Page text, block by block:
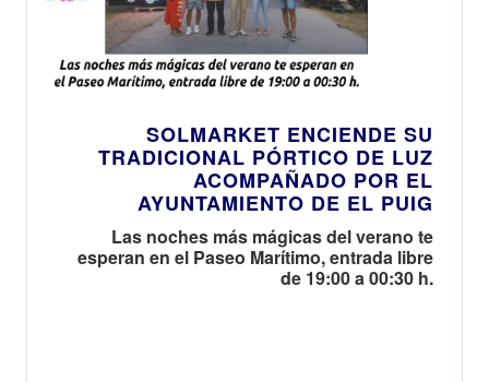
SOLMARKET ENCIENDE SU
TRADICIONAL PÓRTICO DE LUZ
ACOMPAÑADO POR EL
AYUNTAMIENTO DE EL PUIG
Las noches más mágicas del verano te
esperan en el Paseo Marítimo, entrada libre
de 19:00 a 00:30 h.